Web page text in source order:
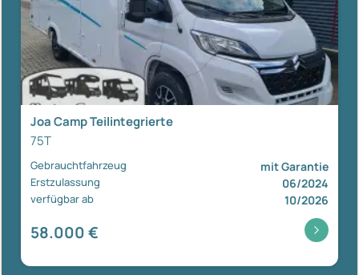
Joa Camp Teilintegrierte
75T
Gebrauchtfahrzeug mit Garantie
Erstzulassung 06/2024
verfügbar ab 10/2026
58.000 €